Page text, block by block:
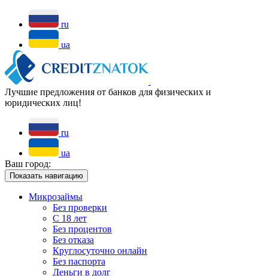
ru
ua
Лучшие предложения от банков для физических и
юридических лиц!
ru
ua
Ваш город:
Показать навигацию
Микрозаймы
Без проверки
С 18 лет
Без процентов
Без отказа
Круглосуточно онлайн
Без паспорта
Деньги в долг